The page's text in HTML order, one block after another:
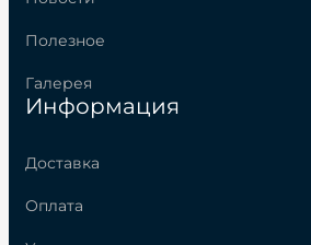
Полезное
Галерея
Информация
Доставка
Оплата